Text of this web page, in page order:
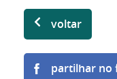
voltar
partilhar no